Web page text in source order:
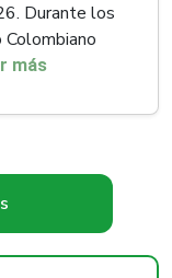
Durante los
más